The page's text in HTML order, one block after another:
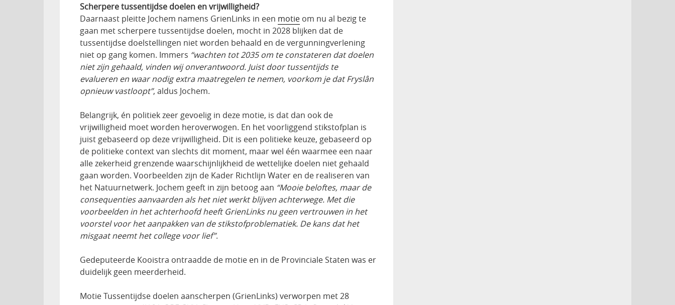
Scherpere tussentijdse doelen en vrijwilligheid?
Daarnaast pleitte Jochem namens GrienLinks in een motie om nu al bezig te
gaan met scherpere tussentijdse doelen, mocht in 2028 blijken dat de
tussentijdse doelstellingen niet worden behaald en de vergunningverlening
niet op gang komen. Immers “wachten tot 2035 om te constateren dat doelen
niet zijn gehaald, vinden wij onverantwoord. Juist door tussentijds te
evalueren en waar nodig extra maatregelen te nemen, voorkom je dat Fryslân
opnieuw vastloopt”, aldus Jochem.
Belangrijk, én politiek zeer gevoelig in deze motie, is dat dan ook de
vrijwilligheid moet worden heroverwogen. En het voorliggend stikstofplan is
juist gebaseerd op deze vrijwilligheid. Dit is een politieke keuze, gebaseerd op
de politieke context van slechts dit moment, maar wel één waarmee een naar
alle zekerheid grenzende waarschijnlijkheid de wettelijke doelen niet gehaald
gaan worden. Voorbeelden zijn de Kader Richtlijn Water en de realiseren van
het Natuurnetwerk. Jochem geeft in zijn betoog aan “Mooie beloftes, maar de
consequenties aanvaarden als het niet werkt blijven achterwege. Met die
voorbeelden in het achterhoofd heeft GrienLinks nu geen vertrouwen in het
voorstel voor het aanpakken van de stikstofproblematiek. De kans dat het
misgaat neemt het college voor lief”.
Gedeputeerde Kooistra ontraadde de motie en in de Provinciale Staten was er
duidelijk geen meerderheid.
Motie Tussentijdse doelen aanscherpen (GrienLinks) verworpen met 28